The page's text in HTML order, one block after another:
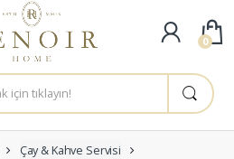
Çay & Kahve Servisi
0